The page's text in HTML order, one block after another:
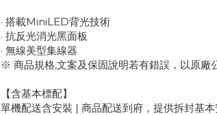
· 搭載MiniLED背光技術
· 抗反光消光黑面板
· 無線美型集線器
※ 商品規格,文案及保固說明若有錯誤，以原廠
【含基本標配】
單機配送含安裝 | 商品配送到府，提供拆封基本